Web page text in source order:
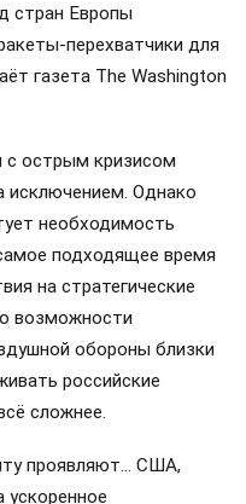
стран Европы
перехватчики для
газета The Washington
с острым кризисом
исключением. Однако
необходимость
подходящее время
на стратегические
возможности
обороны близки
российские
сложнее.
проявляют… США,
ускоренное